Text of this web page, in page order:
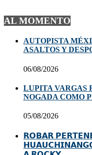
AL MOMENTO
AUTOPISTA
ASALTOS Y
06/08/2026
LUPITA VARGAS
NOGADA COMO
05/08/2026
𝗥𝗢𝗕𝗔𝗥